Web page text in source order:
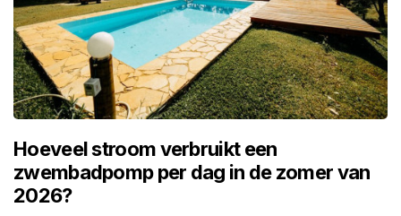
Hoeveel stroom verbruikt een
zwembadpomp per dag in de zomer van
2026?